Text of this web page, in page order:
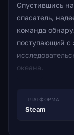
Спустившись
спасатель,
команда
поступающий с
океана.
будут
ПЛАТФОРМА
Steam